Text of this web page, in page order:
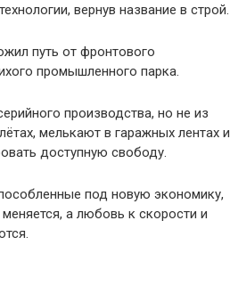
вернув название в строй.
путь от фронтового
промышленного парка.
производства, но не из
мелькают в гаражных лентах и
доступную свободу.
под новую экономику,
а любовь к скорости и